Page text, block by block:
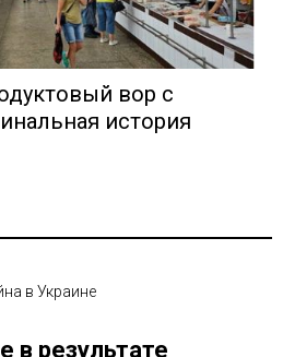
вор с
история
в Украине
в результате